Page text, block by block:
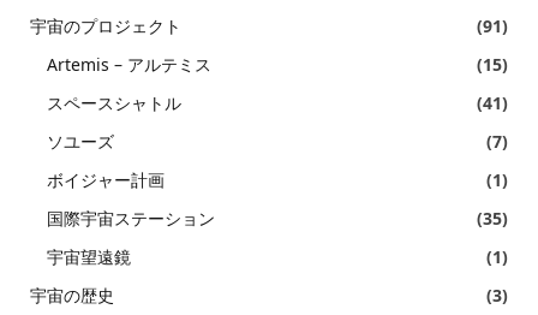
宇宙のプロジェクト
(91)
Artemis – アルテミス
(15)
スペースシャトル
(41)
ソユーズ
(7)
ボイジャー計画
(1)
国際宇宙ステーション
(35)
宇宙望遠鏡
(1)
宇宙の歴史
(3)